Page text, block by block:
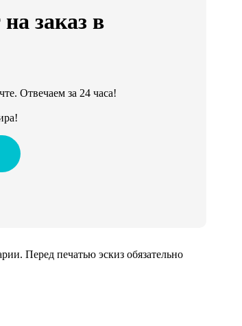
заказ в
Отвечаем за 24 часа!
Перед печатью эскиз обязательно